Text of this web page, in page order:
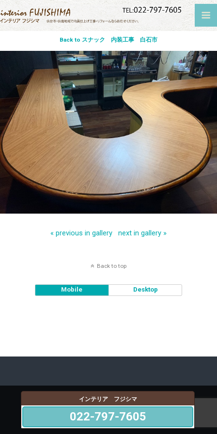
Back to スナック 内装工事 白石市
« previous in gallery next in gallery »
Back to top
Mobile Desktop
インテリア フジシマ
022-797-7605